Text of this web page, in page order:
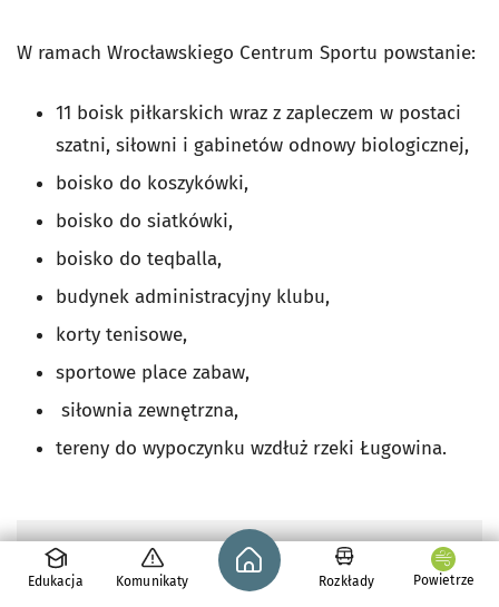
W ramach Wrocławskiego Centrum Sportu powstanie:
11 boisk piłkarskich wraz z zapleczem w postaci
szatni, siłowni i gabinetów odnowy biologicznej,
boisko do koszykówki,
boisko do siatkówki,
boisko do teqballa,
budynek administracyjny klubu,
korty tenisowe,
sportowe place zabaw,
siłownia zewnętrzna,
tereny do wypoczynku wzdłuż rzeki Ługowina.
Zobacz galerię zdjęć
Edukacja Komunikaty
Strona główna - wroclaw.pl
Rozkłady Powietrze